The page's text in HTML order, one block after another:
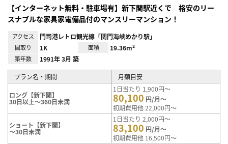
【インターネット無料・駐車場有】新下関駅近くで 格安のリー
スナブルな家具家電備品付のマンスリーマンション！
アクセス 門司港レトロ観光線「関門海峡めかり駅」
間取り 1K 面積 19.36m²
築年数 1991年 3月 築
プラン名・期間 月額目安
ロング【新下関】
30日以上～360日未満
1日当たり 1,900円～
80,100 円/月～
初期費用他 22,000円～
ショート【新下関】
～30日未満
1日当たり 2,000円～
83,100 円/月～
初期費用他 16,500円～